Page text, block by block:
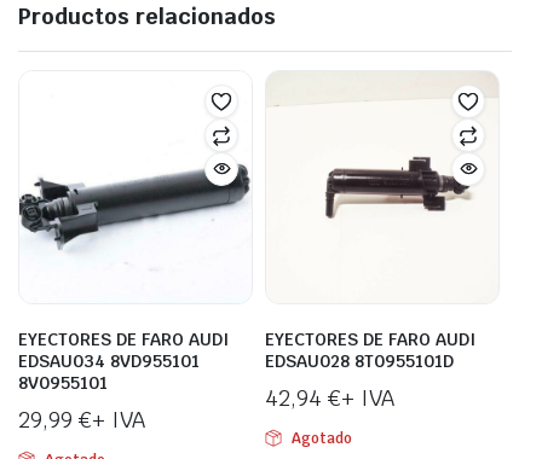
Productos relacionados
EYECTORES DE FARO AUDI
EDSAU034 8VD955101
8V0955101
29,99 €+ IVA
EYECTORES DE FARO AUDI
EDSAU028 8T0955101D
42,94 €+ IVA
Agotado